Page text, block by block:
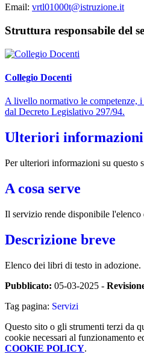
Email: vrtl01000t@istruzione.it
Struttura responsabile del
Collegio Docenti
A livello normativo le competenze,
dal Decreto Legislativo 297/94.
Ulteriori informazioni
Per ulteriori informazioni su questo
A cosa serve
Il servizio rende disponibile
Descrizione breve
Elenco dei libri di testo in adozione.
Pubblicato: 05-03-2025 -
Tag pagina: Servizi
Questo sito o gli strumenti terzi da
cookie necessari al funzionamento
COOKIE POLICY.